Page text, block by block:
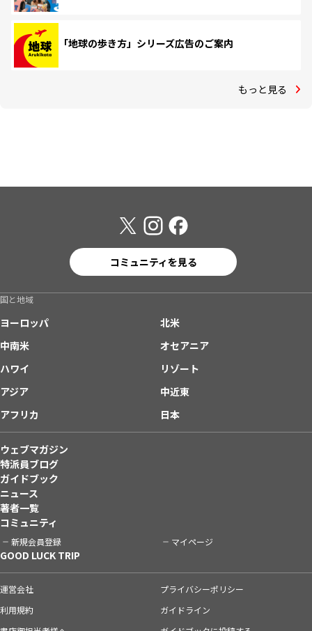
「地球の歩き方」シリーズ広告のご案内
もっと見る
コミュニティを見る
国と地域
ヨーロッパ
北米
中南米
オセアニア
ハワイ
リゾート
アジア
中近東
アフリカ
日本
ウェブマガジン
特派員ブログ
ガイドブック
ニュース
著者一覧
コミュニティ
新規会員登録 マイページ
GOOD LUCK TRIP
運営会社
プライバシーポリシー
利用規約
ガイドライン